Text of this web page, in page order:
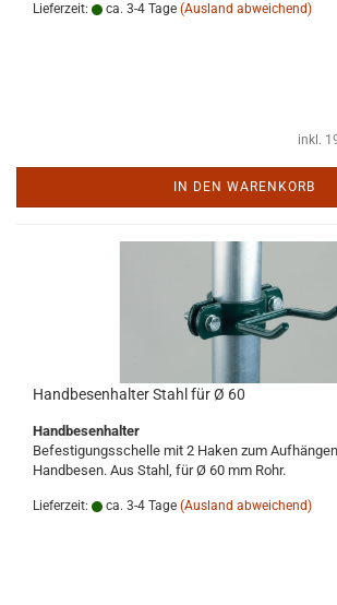
Lieferzeit: ca. 3-4 Tage (Ausland abweichend)
inkl.
IN DEN WARENKORB
Handbesenhalter Stahl für Ø 60
Handbesenhalter
Befestigungsschelle mit 2 Haken zum
Handbesen. Aus Stahl, für Ø 60 mm Rohr.
Lieferzeit: ca. 3-4 Tage (Ausland abweichend)